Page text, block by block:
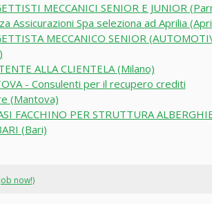
MECCANICI SENIOR E JUNIOR
Assicurazioni Spa seleziona ad Aprilia
MECCANICO SENIOR
ALLA CLIENTELA (Milano)
- Consulenti per il recupero crediti
(Mantova)
FACCHINO PER STRUTTURA
(Bari)
now!)